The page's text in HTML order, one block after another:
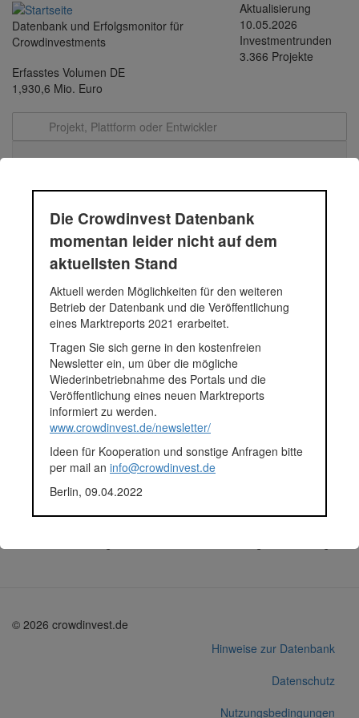
Direkt
zum
Inhalt
Datenbank und Erfolgsmonitor für
Crowdinvestments
Aktualisierung
10.05.2026
Investmentrunden
3.366 Projekte
Erfasstes Volumen DE
1,930,6 Mio. Euro
Toggle
P172 | MAWO:
Wohnanlage Josef Dunkl-
Straße 7
In der Josef-Dunkl-Straße 7 in Mistelbach entstehen 14
Eigentumswohnungen mit 40m²– 120m² Wohnfläche, die meisten
mit Balkon, Terrasse und/oder Eigengarten. In der hauseigenen
Tiefgarage stehen 20 KFZ-Abstellplätze zur Verfügung.
Die Wohnungen können über freiliegende Stiegen- und
Laubengänge oder über einen Lift barrierefrei erreicht werden.
Fundingsumme
200.500 Euro
Finanziert in
2019
Segment
Immobilien
Anlagestatus
Aktiv
Plattform
Projektentwickler
Korrekturen / Updates übermitteln
© 2026 crowdinvest.de
Hinweise zur Datenbank
Datenschutz
Nutzungsbedingungen
Die Crowdinvest Datenbank
momentan leider nicht auf dem
aktuellsten Stand
Aktuell werden Möglichkeiten für den weiteren
Betrieb der Datenbank und die Veröffentlichung
eines Marktreports 2021 erarbeitet.
Tragen Sie sich gerne in den kostenfreien
Newsletter ein, um über die mögliche
Wiederinbetriebnahme des Portals und die
Veröffentlichung eines neuen Marktreports
informiert zu werden.
www.crowdinvest.de/newsletter/
Ideen für Kooperation und sonstige Anfragen bitte
per mail an info@crowdinvest.de
Berlin, 09.04.2022